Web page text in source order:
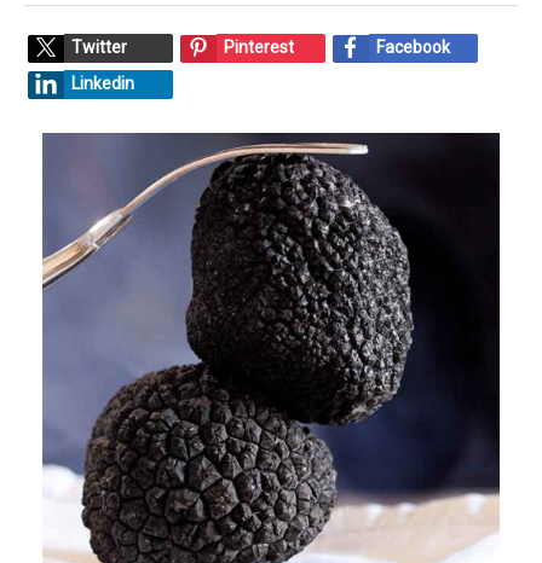
Twitter Pinterest
Facebook
Linkedin